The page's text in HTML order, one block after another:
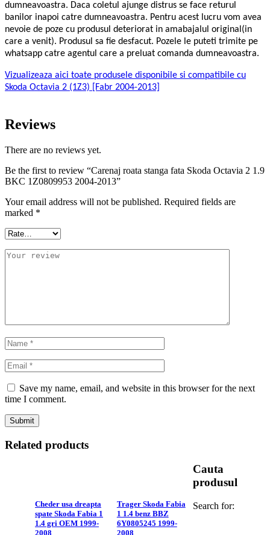
dumneavoastra. Daca coletul ajunge distrus se face returul
banilor inapoi catre dumneavoastra. Pentru acest lucru vom avea
nevoie de poze cu produsul deteriorat in amabajalul original(in
care a venit). Produsul sa fie desfacut. Pozele le puteti trimite pe
whatsapp catre agentul care a preluat comanda dumneavoastra.
Vizualizeaza aici toate produsele disponibile si compatibile cu
Skoda Octavia 2 (1Z3) [Fabr 2004-2013]
Reviews
There are no reviews yet.
Be the first to review “Carenaj roata stanga fata Skoda Octavia 2 1.9
BKC 1Z0809953 2004-2013”
Your email address will not be published. Required fields are
marked *
Save my name, email, and website in this browser for the next
time I comment.
Related products
Cheder usa dreapta
spate Skoda Fabia 1
1.4 gri OEM 1999-
2008
Trager Skoda Fabia
1 1.4 benz BBZ
6Y0805245 1999-
2008
Cauta
produsul
Search for: